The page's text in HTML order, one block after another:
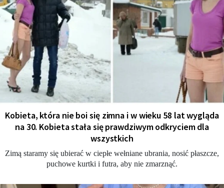
Kobieta, która nie boi się zimna i w wieku 58 lat wygląda
na 30. Kobieta stała się prawdziwym odkryciem dla
wszystkich
Zimą staramy się ubierać w ciepłe wełniane ubrania, nosić płaszcze,
puchowe kurtki i futra, aby nie zmarznąć.